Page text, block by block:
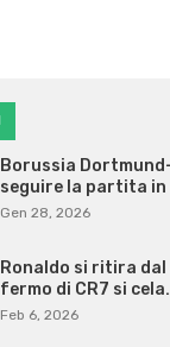
Borussia
seguire la partita
Gen 28, 2026
Ronaldo si ritira dal
fermo di CR7 si
Feb 6, 2026